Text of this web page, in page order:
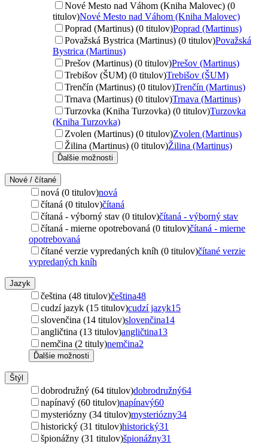
Nové Mesto nad Váhom (Kniha Malovec) (0
titulov)Nové Mesto nad Váhom (Kniha Malovec)
Poprad (Martinus) (0 titulov)Poprad (Martinus)
Považská Bystrica (Martinus) (0 titulov)Považská
Bystrica (Martinus)
Prešov (Martinus) (0 titulov)Prešov (Martinus)
Trebišov (ŠUM) (0 titulov)Trebišov (ŠUM)
Trenčín (Martinus) (0 titulov)Trenčín (Martinus)
Trnava (Martinus) (0 titulov)Trnava (Martinus)
Turzovka (Kniha Turzovka) (0 titulov)Turzovka
(Kniha Turzovka)
Zvolen (Martinus) (0 titulov)Zvolen (Martinus)
Žilina (Martinus) (0 titulov)Žilina (Martinus)
Ďalšie možnosti
Nové / čítané
nová (0 titulov)nová
čítaná (0 titulov)čítaná
čítaná - výborný stav (0 titulov)čítaná - výborný stav
čítaná - mierne opotrebovaná (0 titulov)čítaná - mierne
opotrebovaná
čítané verzie vypredaných kníh (0 titulov)čítané verzie
vypredaných kníh
Jazyk
čeština (48 titulov)čeština48
cudzí jazyk (15 titulov)cudzí jazyk15
slovenčina (14 titulov)slovenčina14
angličtina (13 titulov)angličtina13
nemčina (2 tituly)nemčina2
Ďalšie možnosti
Štýl
dobrodružný (64 titulov)dobrodružný64
napínavý (60 titulov)napínavý60
mysteriózny (34 titulov)mysteriózny34
historický (31 titulov)historický31
špionážny (31 titulov)špionážny31